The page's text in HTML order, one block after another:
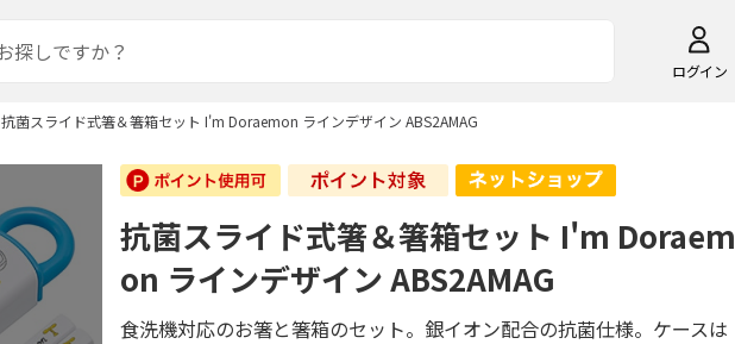
ログイン
抗菌スライド式箸＆箸箱セット I'm Doraemon ラインデザイン ABS2AMAG
抗菌スライド式箸＆箸箱セット I'm Doraem
on ラインデザイン ABS2AMAG
食洗機対応のお箸と箸箱のセット。銀イオン配合の抗菌仕様。ケースは